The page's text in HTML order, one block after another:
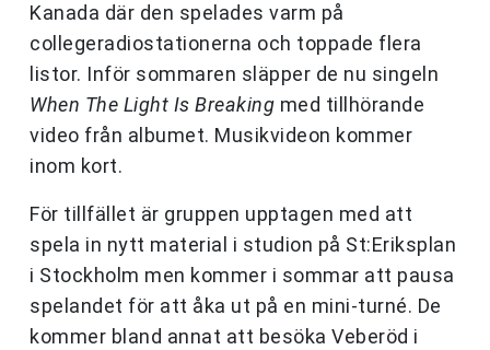
Kanada där den spelades varm på
collegeradiostationerna och toppade flera
listor. Inför sommaren släpper de nu singeln
When The Light Is Breaking med tillhörande
video från albumet. Musikvideon kommer
inom kort.
För tillfället är gruppen upptagen med att
spela in nytt material i studion på St:Eriksplan
i Stockholm men kommer i sommar att pausa
spelandet för att åka ut på en mini-turné. De
kommer bland annat att besöka Veberöd i